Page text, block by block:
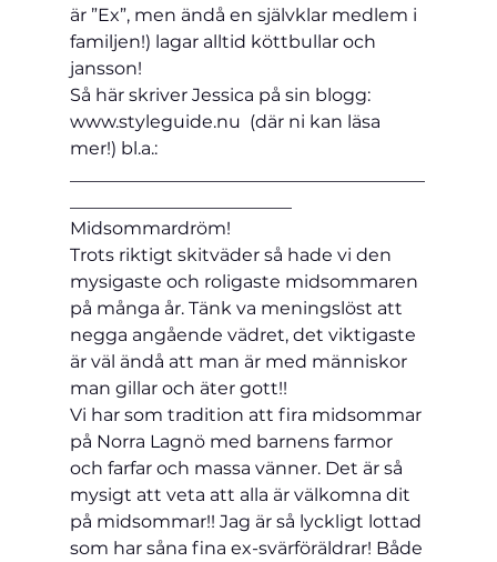
är ”Ex”, men ändå en självklar medlem i
familjen!) lagar alltid köttbullar och
jansson!
Så här skriver Jessica på sin blogg:
www.styleguide.nu  (där ni kan läsa
mer!) bl.a.:
Midsommardröm!
Trots riktigt skitväder så hade vi den
mysigaste och roligaste midsommaren
på många år. Tänk va meningslöst att
negga angående vädret, det viktigaste
är väl ändå att man är med människor
man gillar och äter gott!!
Vi har som tradition att fira midsommar
på Norra Lagnö med barnens farmor
och farfar och massa vänner. Det är så
mysigt att veta att alla är välkomna dit
på midsommar!! Jag är så lyckligt lottad
som har såna fina ex-svärföräldrar! Både